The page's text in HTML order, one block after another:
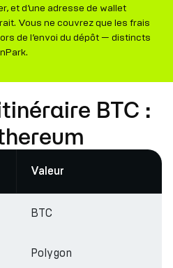
et d’une adresse de wallet
Vous ne couvrez que les frais
de l’envoi du dépôt — distincts
BTC :
Valeur
BTC
Polygon